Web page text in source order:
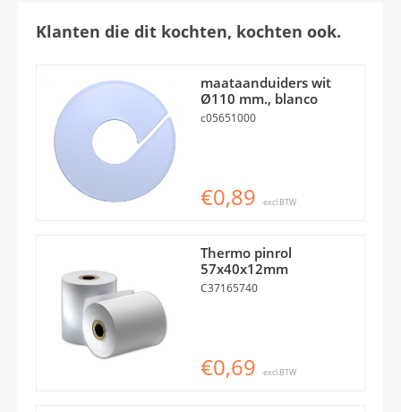
Klanten die dit kochten, kochten ook.
maataanduiders wit
Ø110 mm., blanco
c05651000
€0,89 excl.BTW
Thermo pinrol
57x40x12mm
C37165740
€0,69 excl.BTW